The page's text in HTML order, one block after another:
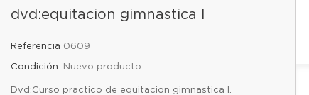
dvd:equitacion gimnastica I
Referencia 0609
Condición: Nuevo producto
Dvd:Curso practico de equitacion gimnastica I.